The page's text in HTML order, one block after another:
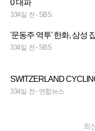
0 대파
334일 전 SBS
'문동주 역투' 한화, 삼성
334일 전 SBS
SWITZERLAND
334일 전 연합뉴스
최